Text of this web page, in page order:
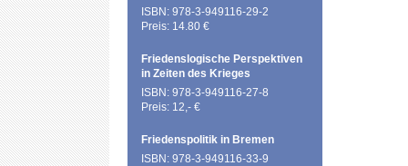
ISBN: 978-3-949116-29-2
Preis: 14.80 €
Friedenslogische Perspektiven
in Zeiten des Krieges
ISBN: 978-3-949116-27-8
Preis: 12,- €
Friedenspolitik in Bremen
ISBN: 978-3-949116-33-9